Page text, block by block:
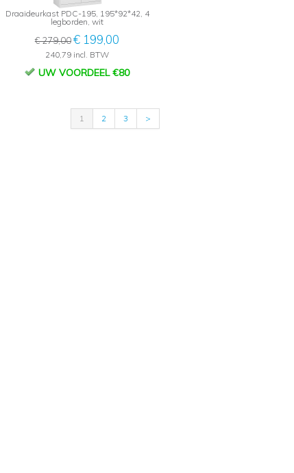
Draaideurkast PDC-195, 195*92*42, 4
legborden, wit
€ 279,00€ 199,00
240,79 incl. BTW
UW VOORDEEL €80
1 2 3 >